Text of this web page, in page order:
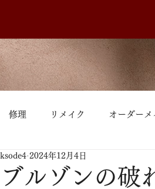
修理 リメイク オーダーメ
ブルゾンの破
ksode4 2024年12月4日